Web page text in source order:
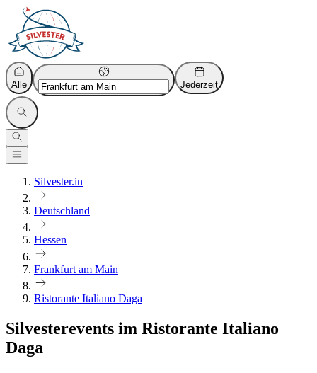
Alle Jederzeit
Silvester.in
Deutschland
Hessen
Frankfurt am Main
Ristorante Italiano Daga
Silvesterevents im Ristorante Italiano
Daga